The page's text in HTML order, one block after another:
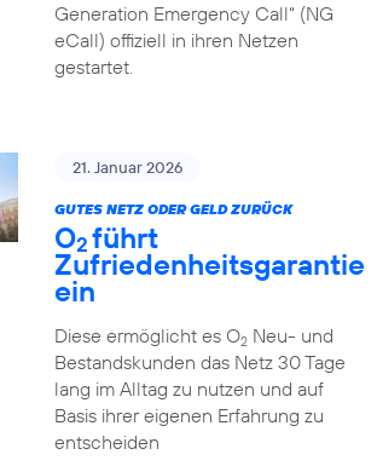
Generation Emergency Call“ (NG
eCall) offiziell in ihren Netzen
gestartet.
21. Januar 2026
GUTES NETZ ODER GELD ZURÜCK
O2führt
Zufriedenheitsgarantie
ein
Diese ermöglicht es O2Neu- und
Bestandskunden das Netz 30 Tage
lang im Alltag zu nutzen und auf
Basis ihrer eigenen Erfahrung zu
entscheiden